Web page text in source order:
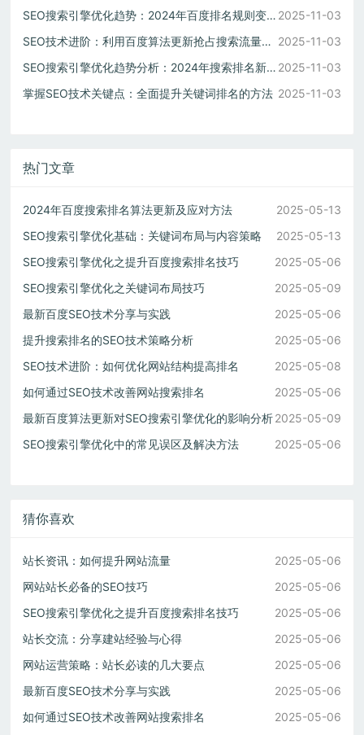
SEO搜索引擎优化趋势：2024年百度排名规则变化应对方案 2025-11-03
SEO技术进阶：利用百度算法更新抢占搜索流量先机 2025-11-03
SEO搜索引擎优化趋势分析：2024年搜索排名新规则解读 2025-11-03
掌握SEO技术关键点：全面提升关键词排名的方法 2025-11-03
热门文章
2024年百度搜索排名算法更新及应对方法
2025-05-13
SEO搜索引擎优化基础：关键词布局与内容策略
2025-05-13
SEO搜索引擎优化之提升百度搜索排名技巧
2025-05-06
SEO搜索引擎优化之关键词布局技巧
2025-05-09
最新百度SEO技术分享与实践
2025-05-06
提升搜索排名的SEO技术策略分析
2025-05-06
SEO技术进阶：如何优化网站结构提高排名
2025-05-08
如何通过SEO技术改善网站搜索排名
2025-05-06
最新百度算法更新对SEO搜索引擎优化的影响分析2025-05-09
SEO搜索引擎优化中的常见误区及解决方法
2025-05-06
猜你喜欢
站长资讯：如何提升网站流量
2025-05-06
网站站长必备的SEO技巧
2025-05-06
SEO搜索引擎优化之提升百度搜索排名技巧
2025-05-06
站长交流：分享建站经验与心得
2025-05-06
网站运营策略：站长必读的几大要点
2025-05-06
最新百度SEO技术分享与实践
2025-05-06
如何通过SEO技术改善网站搜索排名
2025-05-06